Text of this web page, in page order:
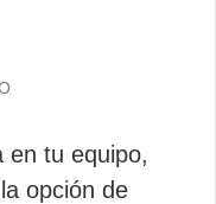
en tu equipo,
opción de